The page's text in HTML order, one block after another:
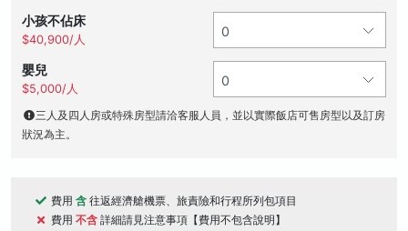
小孩不佔床
$40,900/人
嬰兒
$5,000/人
三人及四人房或特殊房型請洽客服人員，並以實際飯店可售房型以及訂房
狀況為主。
費用 含 往返經濟艙機票、旅責險和行程所列包項目
費用 不含 詳細請見注意事項【費用不包含說明】